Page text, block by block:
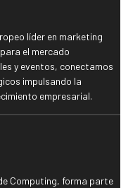
líder en marketing
el mercado
y eventos, conectamos
impulsando la
empresarial.
Computing, forma parte